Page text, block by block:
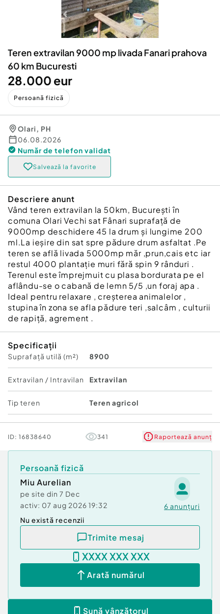
Animale de companie
Afaceri și echipamente profesionale
Inchiriere Bunuri si Vehicule
Utilaje agricole si industriale
Piese auto si accesorii
Teren extravilan 9000 mp livada Fanari prahova
60 km Bucuresti
28.000 eur
Persoană fizică
Olari, PH
06.08.2026
Număr de telefon validat
Salvează la favorite
Descriere anunt
Vând teren extravilan la 50km, București în
comuna Olari Vechi sat Fânari suprafață de
9000mp deschidere 45 la drum și lungime 200
ml.La ieșire din sat spre pădure drum asfaltat .Pe
teren se află livada 5000mp măr ,prun,cais etc iar
restul 4000 plantație muri fără spin 9 rânduri .
Terenul este împrejmuit cu plasa bordurata pe el
aflându-se o cabană de lemn 5/5 ,un foraj apa .
Ideal pentru relaxare , creșterea animalelor ,
stupina în zona se afla pădure teri ,salcâm , culturii
de rapiță, agrement .
Specificații
Suprafață utilă (m²) 8900
Extravilan / Intravilan Extravilan
Tip teren Teren agricol
ID: 16838640 341 Raportează anunț
Persoană fizică
Miu Aurelian
pe site din 7 Dec
activ: 07 aug 2026 19:32 6 anunțuri
Nu există recenzii
Trimite mesaj
XXXX XXX XXX
Arată numărul
Sună vânzătorul